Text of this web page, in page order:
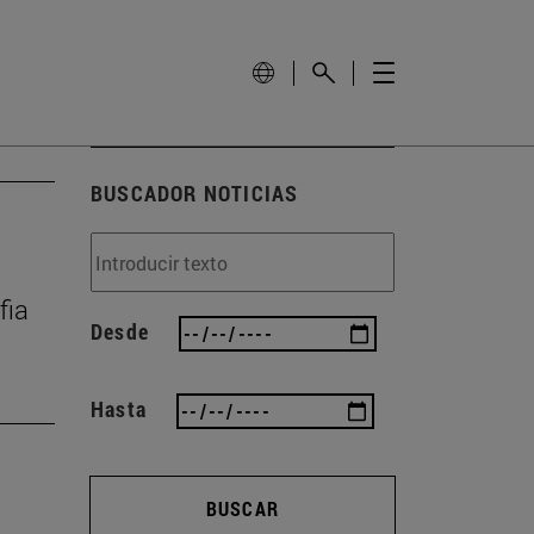
BUSCADOR NOTICIAS
Desde
Hasta
BUSCAR